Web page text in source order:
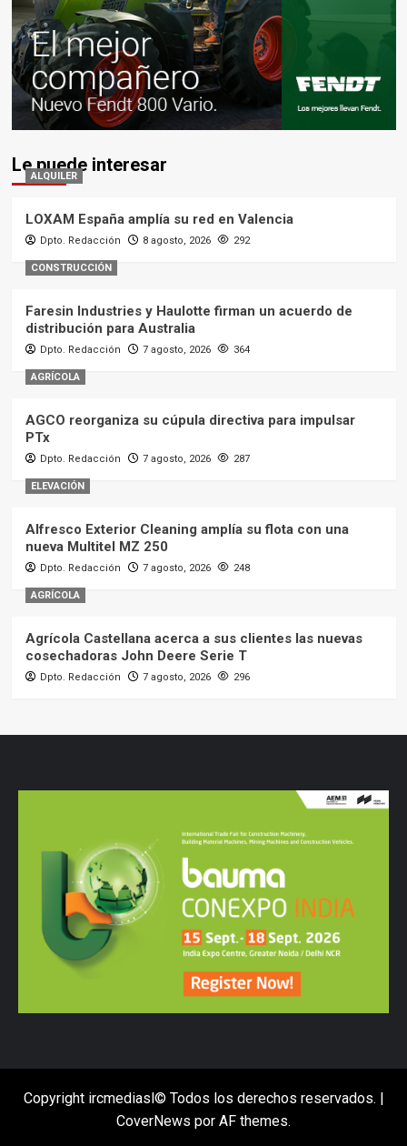
Le puede interesar
ALQUILER
LOXAM España amplía su red en Valencia
Dpto. Redacción 8 agosto, 2026 292
CONSTRUCCIÓN
Faresin Industries y Haulotte firman un acuerdo de
distribución para Australia
Dpto. Redacción 7 agosto, 2026 364
AGRÍCOLA
AGCO reorganiza su cúpula directiva para impulsar
PTx
Dpto. Redacción 7 agosto, 2026 287
ELEVACIÓN
Alfresco Exterior Cleaning amplía su flota con una
nueva Multitel MZ 250
Dpto. Redacción 7 agosto, 2026 248
AGRÍCOLA
Agrícola Castellana acerca a sus clientes las nuevas
cosechadoras John Deere Serie T
Dpto. Redacción 7 agosto, 2026 296
Copyright ircmediasl© Todos los derechos reservados. |
CoverNews por AF themes.